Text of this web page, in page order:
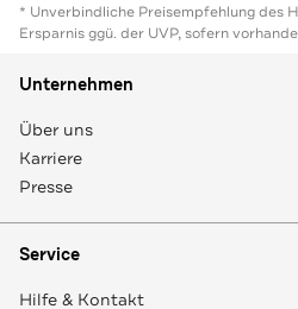
* Unverbindliche Preisempfehlung des
Ersparnis ggü. der UVP, sofern
Unternehmen
Über uns
Karriere
Presse
Service
Hilfe & Kontakt